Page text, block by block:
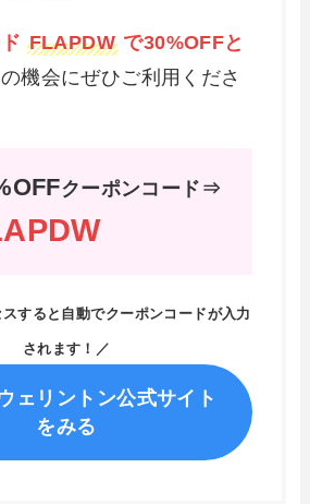
FLAPDWで30%OFFと
機会にぜひご利用くださ
クーポンコード⇒
すると自動でクーポンコードが入力
されます！／
ェリントン公式サイト
をみる